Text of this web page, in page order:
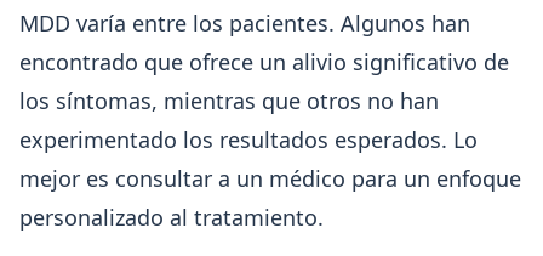
MDD varía entre los pacientes. Algunos han
encontrado que ofrece un alivio significativo de
los síntomas, mientras que otros no han
experimentado los resultados esperados. Lo
mejor es consultar a un médico para un enfoque
personalizado al tratamiento.